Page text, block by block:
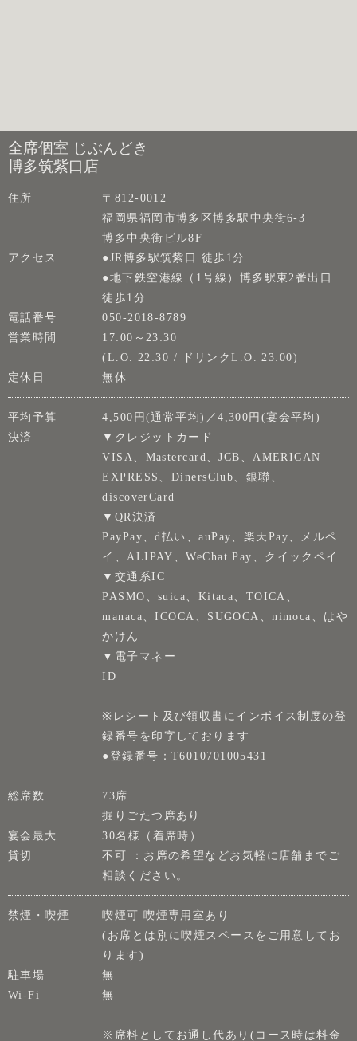
全席個室 じぶんどき
博多筑紫口店
住所
〒812-0012
福岡県福岡市博多区博多駅中央街6-3
博多中央街ビル8F
アクセス
●JR博多駅筑紫口 徒歩1分
●地下鉄空港線（1号線）博多駅東2番出口
徒歩1分
電話番号
050-2018-8789
営業時間
17:00～23:30
(L.O. 22:30 / ドリンクL.O. 23:00)
定休日
無休
平均予算
4,500円(通常平均)／4,300円(宴会平均)
決済
▼クレジットカード
VISA、Mastercard、JCB、AMERICAN
EXPRESS、DinersClub、銀聯、
discoverCard
▼QR決済
PayPay、d払い、auPay、楽天Pay、メルペ
イ、ALIPAY、WeChat Pay、クイックペイ
▼交通系IC
PASMO、suica、Kitaca、TOICA、
manaca、ICOCA、SUGOCA、nimoca、はや
かけん
▼電子マネー
ID
※レシート及び領収書にインボイス制度の登
録番号を印字しております
●登録番号：T6010701005431
総席数
73席
掘りごたつ席あり
宴会最大
30名様（着席時）
貸切
不可 ：お席の希望などお気軽に店舗までご
相談ください。
禁煙・喫煙
喫煙可 喫煙専用室あり
(お席とは別に喫煙スペースをご用意してお
ります)
駐車場
無
Wi-Fi
無
※席料としてお通し代あり(コース時は料金